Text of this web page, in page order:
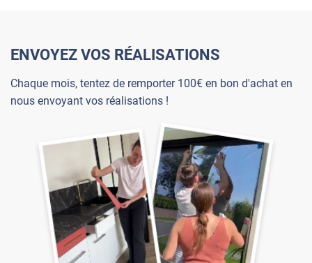
ENVOYEZ VOS RÉALISATIONS
Chaque mois, tentez de remporter 100€ en bon d'achat en
nous envoyant vos réalisations !